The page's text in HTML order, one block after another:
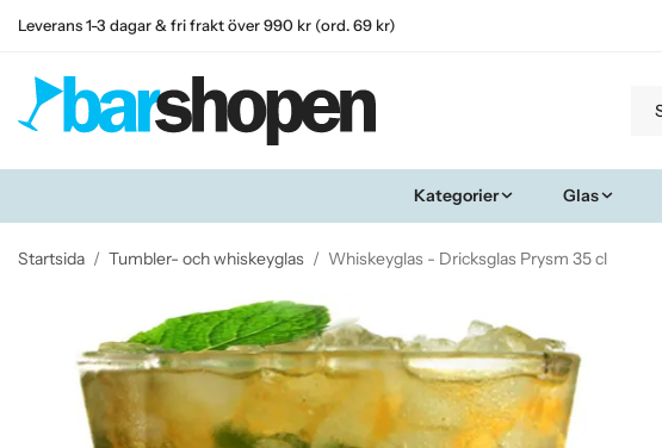
Leverans 1-3 dagar & fri frakt över 990 kr (ord. 69 kr)
Kategorier Glas
Startsida / Tumbler- och whiskeyglas / Whiskeyglas - Dricksglas Prysm 35 cl